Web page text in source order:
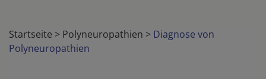
Startseite > Polyneuropathien > Diagnose von
Polyneuropathien